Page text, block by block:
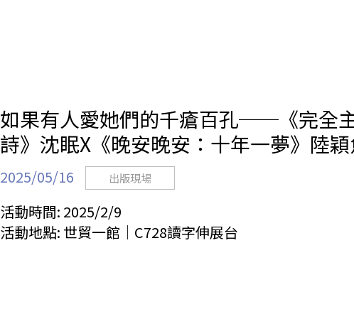
如果有人愛她們的千瘡百孔──《完全
詩》沈眠X《晚安晚安：十年一夢》陸穎
2025/05/16 出版現場
活動時間: 2025/2/9
活動地點: 世貿一館｜C728讀字伸展台